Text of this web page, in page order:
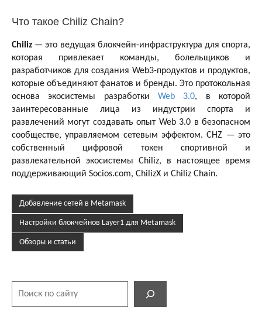
Что такое Chiliz Chain?
Chiliz — это ведущая блокчейн-инфраструктура для спорта,
которая привлекает команды, болельщиков и
разработчиков для создания Web3-продуктов и продуктов,
которые объединяют фанатов и бренды. Это протокольная
основа экосистемы разработки Web 3.0, в которой
заинтересованные лица из индустрии спорта и
развлечений могут создавать опыт Web 3.0 в безопасном
сообществе, управляемом сетевым эффектом. CHZ — это
собственный цифровой токен спортивной и
развлекательной экосистемы Chiliz, в настоящее время
поддерживающий Socios.com, ChilizX и Chiliz Chain.
Добавление сетей в Metamask
Настройки блокчейнов Layer1 для Metamask
Обзоры и статьи